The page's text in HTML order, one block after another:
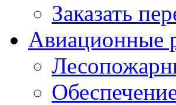
Заказать
Авиационные